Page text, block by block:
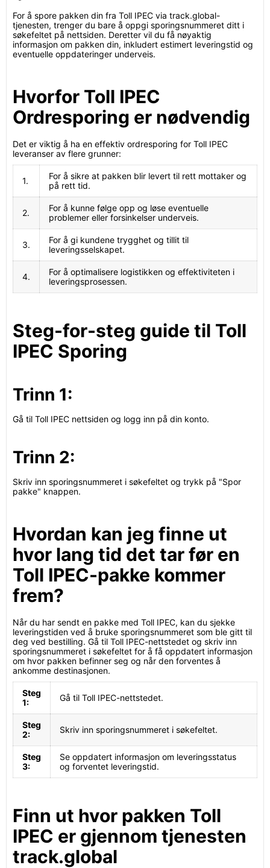
For å spore pakken din fra Toll IPEC via track.global-
tjenesten, trenger du bare å oppgi sporingsnummeret ditt i
søkefeltet på nettsiden. Deretter vil du få nøyaktig
informasjon om pakken din, inkludert estimert leveringstid og
eventuelle oppdateringer underveis.
Hvorfor Toll IPEC
Ordresporing er nødvendig
Det er viktig å ha en effektiv ordresporing for Toll IPEC
leveranser av flere grunner:
1.
For å sikre at pakken blir levert til rett mottaker og
på rett tid.
2.
For å kunne følge opp og løse eventuelle
problemer eller forsinkelser underveis.
3.
For å gi kundene trygghet og tillit til
leveringsselskapet.
4.
For å optimalisere logistikken og effektiviteten i
leveringsprosessen.
Steg-for-steg guide til Toll
IPEC Sporing
Trinn 1:
Gå til Toll IPEC nettsiden og logg inn på din konto.
Trinn 2:
Skriv inn sporingsnummeret i søkefeltet og trykk på "Spor
pakke" knappen.
Hvordan kan jeg finne ut
hvor lang tid det tar før en
Toll IPEC-pakke kommer
frem?
Når du har sendt en pakke med Toll IPEC, kan du sjekke
leveringstiden ved å bruke sporingsnummeret som ble gitt til
deg ved bestilling. Gå til Toll IPEC-nettstedet og skriv inn
sporingsnummeret i søkefeltet for å få oppdatert informasjon
om hvor pakken befinner seg og når den forventes å
ankomme destinasjonen.
Steg
1:
Gå til Toll IPEC-nettstedet.
Steg
2:
Skriv inn sporingsnummeret i søkefeltet.
Steg
3:
Se oppdatert informasjon om leveringsstatus
og forventet leveringstid.
Finn ut hvor pakken Toll
IPEC er gjennom tjenesten
track.global